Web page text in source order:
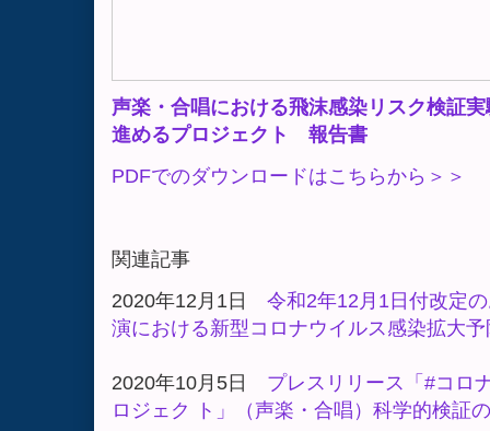
声楽・合唱における飛沫感染リスク検証
進めるプロジェクト 報告書
PDFでのダウンロードはこちらから＞＞
関連記事
2020年12月1日 令和2年12月1日付改定
演における新型コロナウイルス感染拡大
2020年10月5日 プレスリリース「#コロ
ロジェク ト」（声楽・合唱）科学的検証